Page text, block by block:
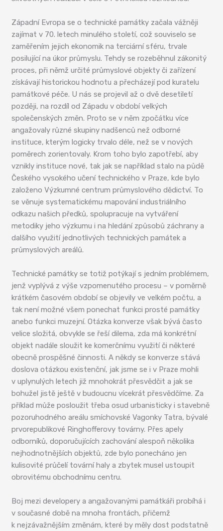
Západní Evropa se o technické památky začala vážněji
zajímat v 70. letech minulého století, což souviselo se
zaměřením jejich ekonomik na terciární sféru, trvale
posilující na úkor průmyslu. Tehdy se rozeběhnul zákonitý
proces, při němž určité průmyslové objekty či zařízení
získávají historickou hodnotu a přecházejí pod kuratelu
památkové péče. U nás se projevil až o dvě desetiletí
později, na rozdíl od Západu v období velkých
společenských změn. Proto se v něm zpočátku více
angažovaly různé skupiny nadšenců než odborné
instituce, kterým logicky trvalo déle, než se v nových
poměrech zorientovaly. Krom toho bylo zapotřebí, aby
vznikly instituce nové, tak jak se například stalo na půdě
Českého vysokého učení technického v Praze, kde bylo
založeno Výzkumné centrum průmyslového dědictví. To
se věnuje systematickému mapování industriálního
odkazu našich předků, spolupracuje na vytváření
metodiky jeho výzkumu i na hledání způsobů záchrany a
dalšího využití jednotlivých technických památek a
průmyslových areálů.
Technické památky se totiž potýkají s jedním problémem,
jenž vyplývá z výše vzpomenutého procesu – v poměrně
krátkém časovém období se objevily ve velkém počtu, a
tak není možné všem ponechat funkci prosté památky
anebo funkci muzejní. Otázka konverze však bývá často
velice složitá, obvykle se řeší dilema, zda má konkrétní
objekt nadále sloužit ke komerčnímu využití či některé
obecně prospěšné činnosti. A někdy se konverze stává
doslova otázkou existenční, jak jsme se i v Praze mohli
v uplynulých letech již mnohokrát přesvědčit a jak se
bohužel jistě ještě v budoucnu vícekrát přesvědčíme. Za
příklad může posloužit třeba osud urbanisticky i stavebně
pozoruhodného areálu smíchovské Vagonky Tatra, bývalé
prvorepublikové Ringhofferovy továrny. Přes apely
odborníků, doporučujících zachování alespoň několika
nejhodnotnějších objektů, zde bylo ponecháno jen
kulisovité průčelí tovární haly a zbytek musel ustoupit
obrovitému obchodnímu centru.
Boj mezi developery a angažovanými památkáři probíhá i
v současné době na mnoha frontách, přičemž
k nejzávažnějším změnám, které by měly dost podstatně